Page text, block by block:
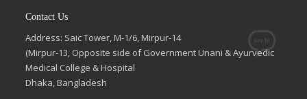
Contact Us
Address: Saic Tower, M-1/6, Mirpur-14
(Mirpur-13, Opposite side of Government Unani & Ayurvedic
Medical College & Hospital
Dhaka, Bangladesh